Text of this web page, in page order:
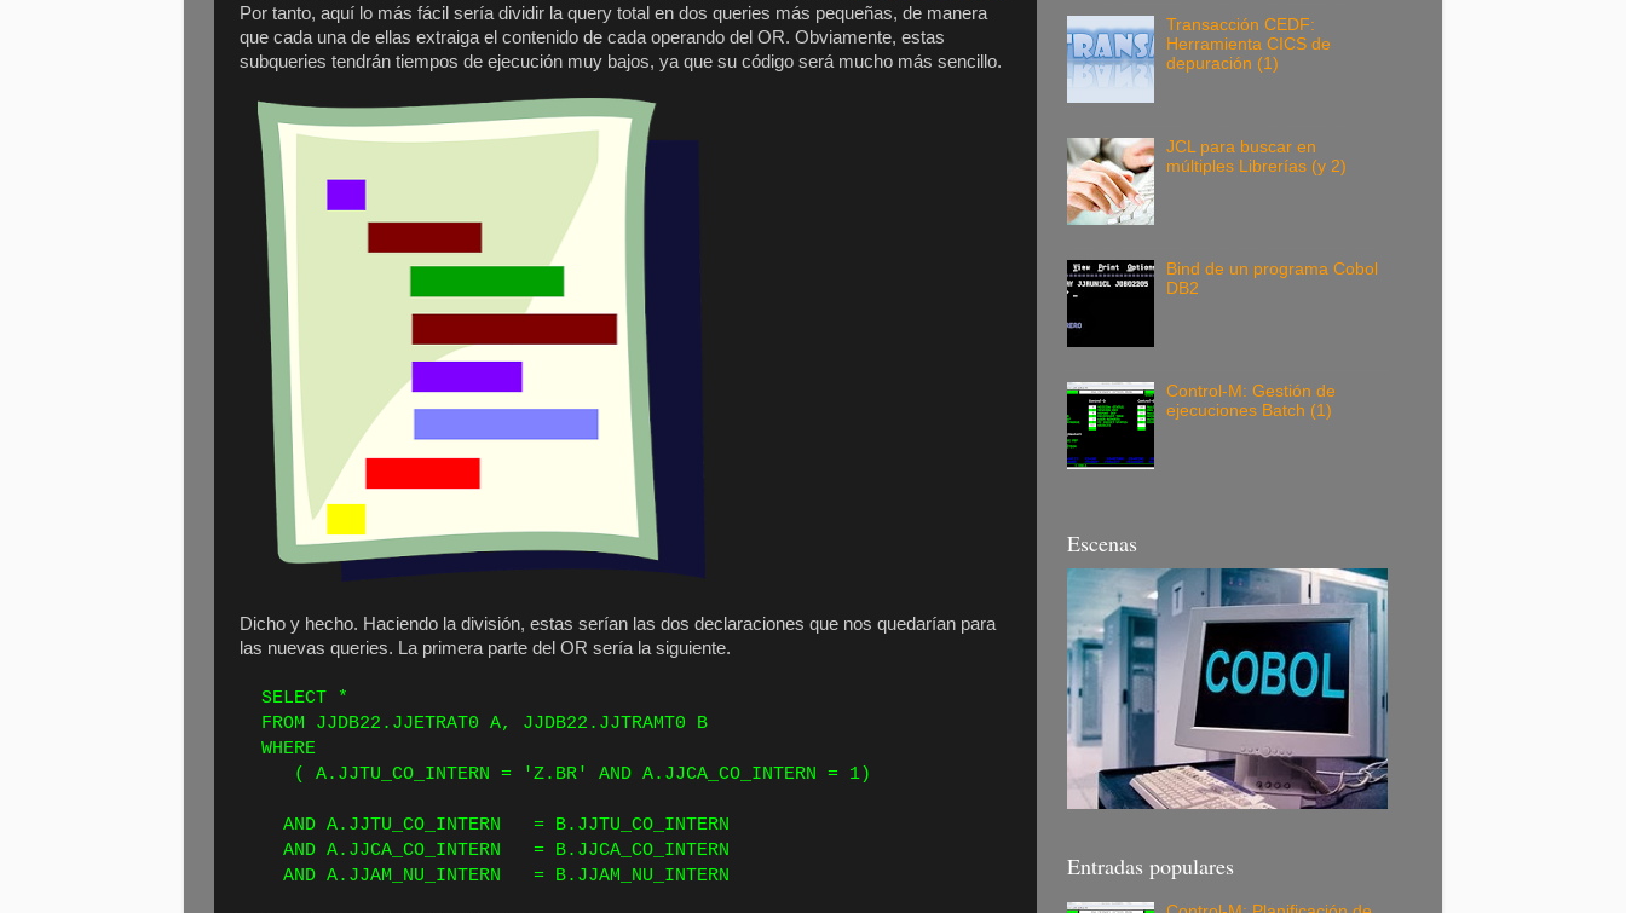
Por tanto, aquí lo más fácil sería dividir la query total en dos queries más pequeñas, de manera
que cada una de ellas extraiga el contenido de cada operando del OR. Obviamente, estas
subqueries tendrán tiempos de ejecución muy bajos, ya que su código será mucho más sencillo.
Dicho y hecho. Haciendo la división, estas serían las dos declaraciones que nos quedarían para
las nuevas queries. La primera parte del OR sería la siguiente.
SELECT *
FROM JJDB22.JJETRAT0 A, JJDB22.JJTRAMT0 B
WHERE
( A.JJTU_CO_INTERN = 'Z.BR' AND A.JJCA_CO_INTERN = 1)
AND A.JJTU_CO_INTERN = B.JJTU_CO_INTERN
AND A.JJCA_CO_INTERN = B.JJCA_CO_INTERN
AND A.JJAM_NU_INTERN = B.JJAM_NU_INTERN
Transacción CEDF:
Herramienta CICS de
depuración (1)
JCL para buscar en
múltiples Librerías (y 2)
Bind de un programa Cobol
DB2
Control-M: Gestión de
ejecuciones Batch (1)
Escenas
Entradas populares